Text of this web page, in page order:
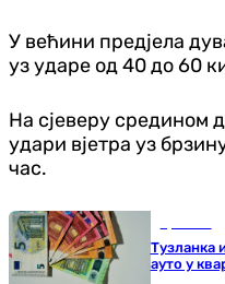
У већини предјела
уз ударе од 40 до 60
На сјеверу средином
удари вјетра уз
час.
Тузланка
ауто у